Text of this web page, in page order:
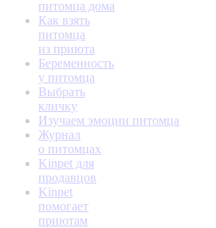
питомца дома
Как взять
питомца
из приюта
Беременность
у питомца
Выбрать
кличку
Изучаем эмоции питомца
Журнал
о питомцах
Kinpet для
продавцов
Kinpet
помогает
приютам